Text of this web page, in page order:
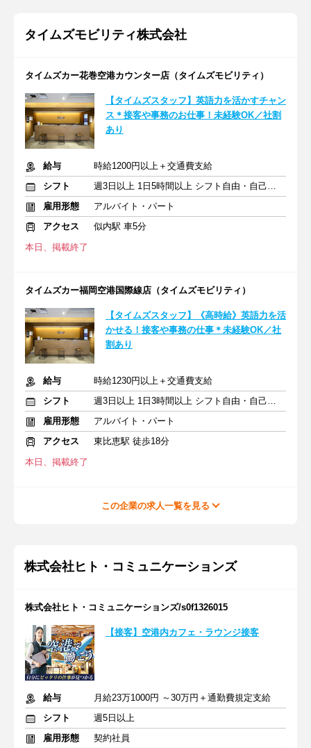
タイムズモビリティ株式会社
タイムズカー花巻空港カウンター店（タイムズモビリティ）
【タイムズスタッフ】英語力を活かすチャン
ス＊接客や事務のお仕事！未経験OK／社割
あり
給与
時給1200円以上＋交通費支給
シフト
週3日以上 1日5時間以上 シフト自由・自己申告
雇用形態
アルバイト・パート
アクセス
似内駅 車5分
本日、掲載終了
タイムズカー福岡空港国際線店（タイムズモビリティ）
【タイムズスタッフ】《高時給》英語力を活
かせる！接客や事務の仕事＊未経験OK／社
割あり
給与
時給1230円以上＋交通費支給
シフト
週3日以上 1日3時間以上 シフト自由・自己申告
雇用形態
アルバイト・パート
アクセス
東比恵駅 徒歩18分
本日、掲載終了
この企業の求人一覧を見る
株式会社ヒト・コミュニケーションズ
株式会社ヒト・コミュニケーションズ/s0f1326015
【接客】空港内カフェ・ラウンジ接客
給与
月給23万1000円 ～30万円＋通勤費規定支給
シフト
週5日以上
雇用形態
契約社員